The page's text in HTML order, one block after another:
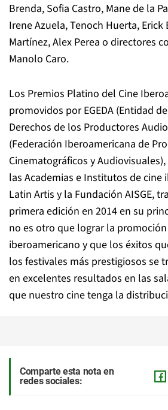
Brenda, Sofia Castro, Mane de la
Irene Azuela, Tenoch Huerta, Erick
Martínez, Alex Perea o directores
Manolo Caro.
Los Premios Platino del Cine
promovidos por EGEDA (Entidad
Derechos de los Productores
(Federación Iberoamericana de
Cinematográficos y
las Academias e Institutos de cine
Latin Artis y la Fundación AISGE,
primera edición en 2014 en su
no es otro que lograr la
iberoamericano y que los éxitos
los festivales más prestigiosos se
en excelentes resultados en las
que nuestro cine tenga la
Comparte esta nota en
redes sociales: